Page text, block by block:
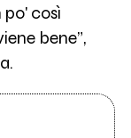
così
bene”,